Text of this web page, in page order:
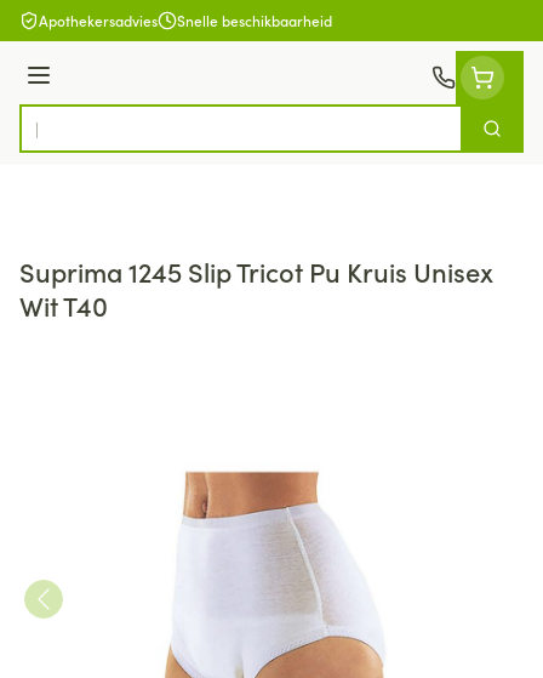
Ga naar de inhoud
Apothekersadvies Snelle beschikbaarheid
Menu
Product, merk, categorie...
Zoek
Suprima 1245 Slip Tricot Pu Kruis Unisex
Wit T40